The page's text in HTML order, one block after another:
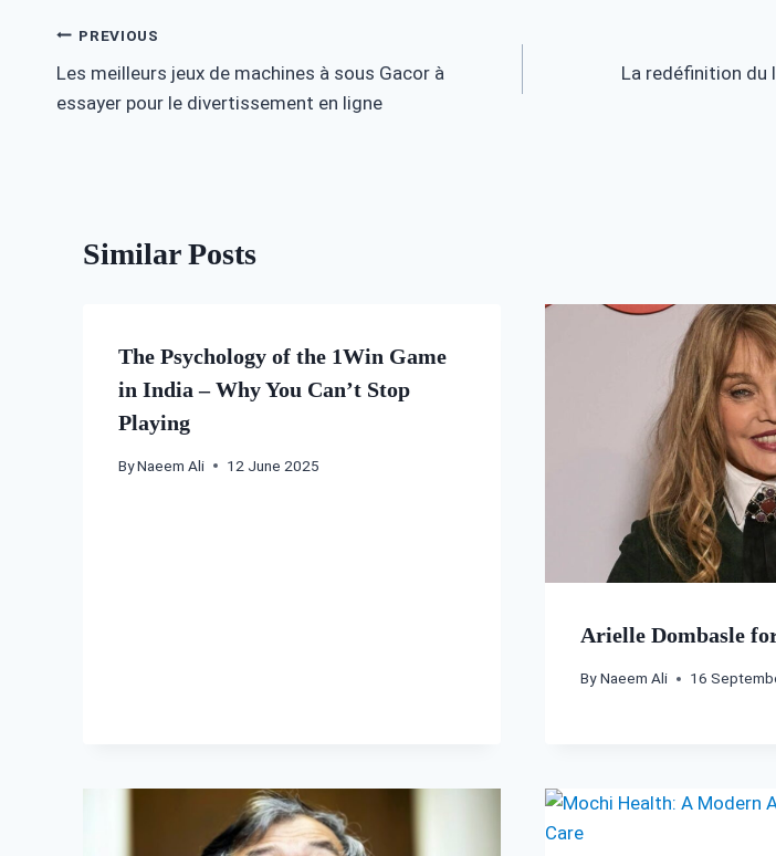
Post
navigation
PREVIOUS
Les meilleurs jeux de machines à sous Gacor à
essayer pour le divertissement en ligne
La redéfinition du
Similar Posts
The Psychology of the 1Win Game
in India – Why You Can’t Stop
Playing
ByNaeem Ali 12 June 2025
Arielle Dombasle
By Naeem Ali 16